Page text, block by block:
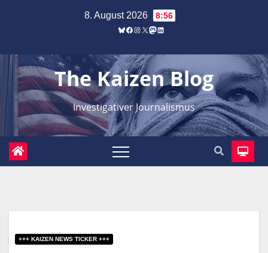
8. August 2026 8:56
Bluesky
Facebook
Instagram
X Mastodon
LinkedIn
The Kaizen Blog
Investigativer Journalismus
+++ KAIZEN NEWS TICKER +++